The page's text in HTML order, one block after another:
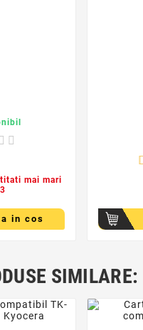
mai mari
in cos
SIMILARE:
favorite_border